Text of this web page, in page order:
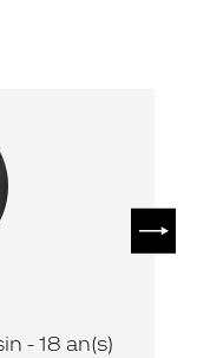
- 18 an(s)